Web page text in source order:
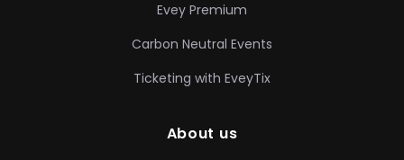
Evey Premium
Carbon Neutral Events
Ticketing with EveyTix
About us